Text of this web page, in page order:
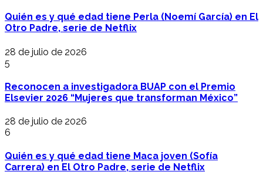
Quién es y qué edad tiene Perla (Noemí García) en El
Otro Padre, serie de Netflix
28 de julio de 2026
5
Reconocen a investigadora BUAP con el Premio
Elsevier 2026 “Mujeres que transforman México”
28 de julio de 2026
6
Quién es y qué edad tiene Maca joven (Sofía
Carrera) en El Otro Padre, serie de Netflix